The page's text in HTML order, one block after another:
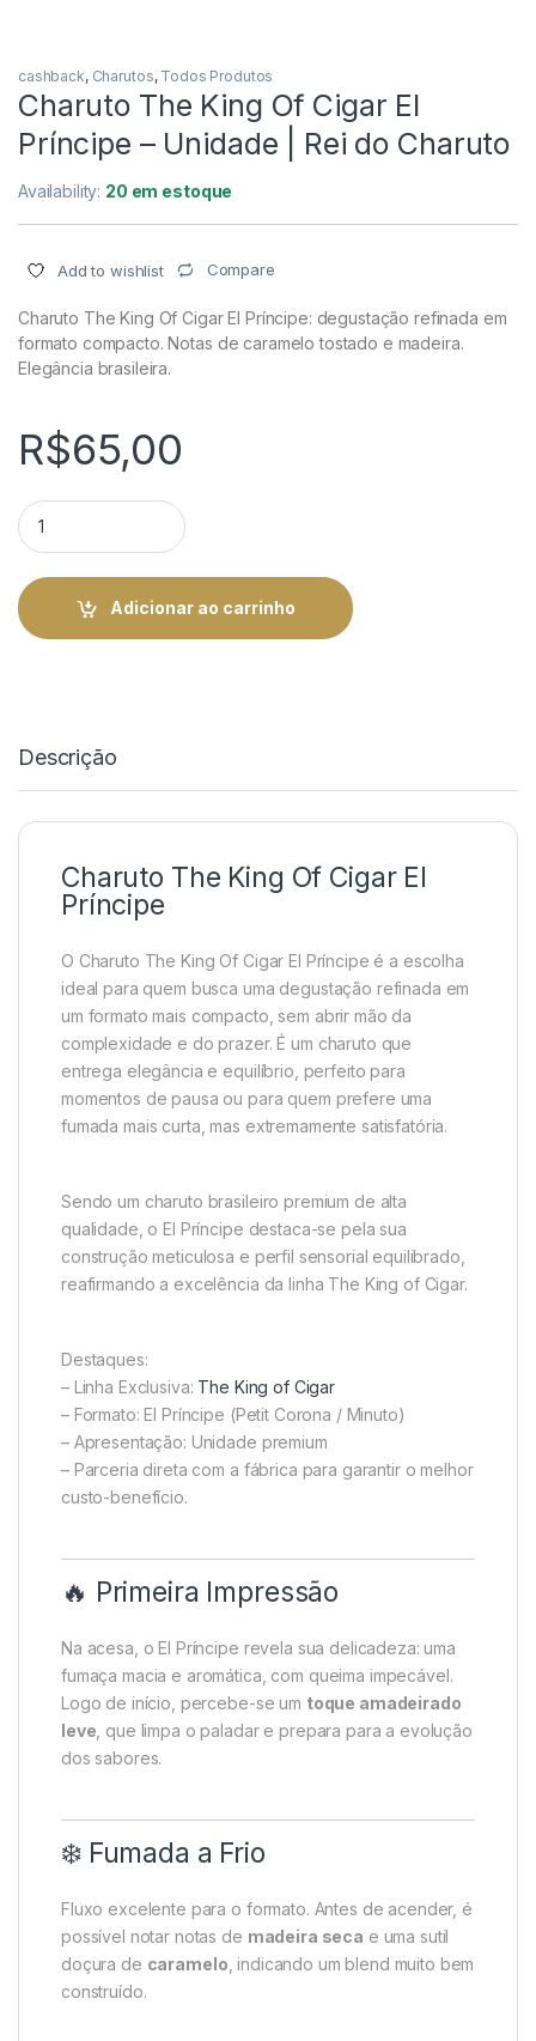
cashback, Charutos, Todos Produtos
Charuto The King Of Cigar El
Príncipe – Unidade | Rei do Charuto
Availability: 20 em estoque
Add to wishlist Compare
Charuto The King Of Cigar El Príncipe: degustação refinada em
formato compacto. Notas de caramelo tostado e madeira.
Elegância brasileira.
R$65,00
Charuto The King Of Cigar El Príncipe - Unidade | Rei do
Adicionar ao carrinho
Descrição
Charuto The King Of Cigar El
Príncipe
O Charuto The King Of Cigar El Príncipe é a escolha
ideal para quem busca uma degustação refinada em
um formato mais compacto, sem abrir mão da
complexidade e do prazer. É um charuto que
entrega elegância e equilíbrio, perfeito para
momentos de pausa ou para quem prefere uma
fumada mais curta, mas extremamente satisfatória.
Sendo um charuto brasileiro premium de alta
qualidade, o El Príncipe destaca-se pela sua
construção meticulosa e perfil sensorial equilibrado,
reafirmando a excelência da linha The King of Cigar.
Destaques:
– Linha Exclusiva: The King of Cigar
– Formato: El Príncipe (Petit Corona / Minuto)
– Apresentação: Unidade premium
– Parceria direta com a fábrica para garantir o melhor
custo-benefício.
🔥 Primeira Impressão
Na acesa, o El Príncipe revela sua delicadeza: uma
fumaça macia e aromática, com queima impecável.
Logo de início, percebe-se um toque amadeirado
leve , que limpa o paladar e prepara para a evolução
dos sabores.
❄️ Fumada a Frio
Fluxo excelente para o formato. Antes de acender, é
possível notar notas de madeira seca e uma sutil
doçura de caramelo , indicando um blend muito bem
construído.